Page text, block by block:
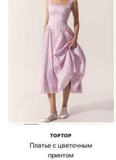
TOPTOP
Платье с цветочным
принтом